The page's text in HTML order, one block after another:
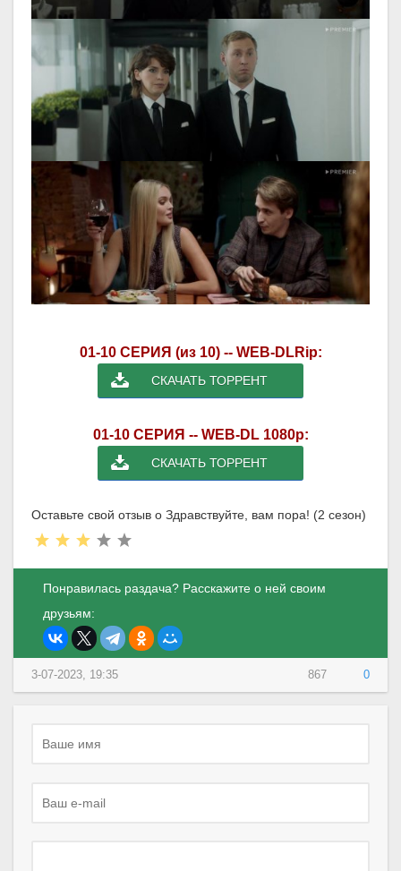
01-10 СЕРИЯ (из 10) -- WEB-DLRip:
СКАЧАТЬ ТОРРЕНТ
01-10 СЕРИЯ -- WEB-DL 1080p:
СКАЧАТЬ ТОРРЕНТ
Оставьте свой отзыв о Здравствуйте, вам пора! (2 сезон)
Понравилась раздача? Расскажите о ней своим
друзьям:
867 0
3-07-2023, 19:35